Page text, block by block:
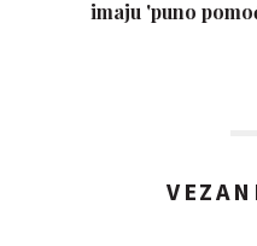
imaju 'puno